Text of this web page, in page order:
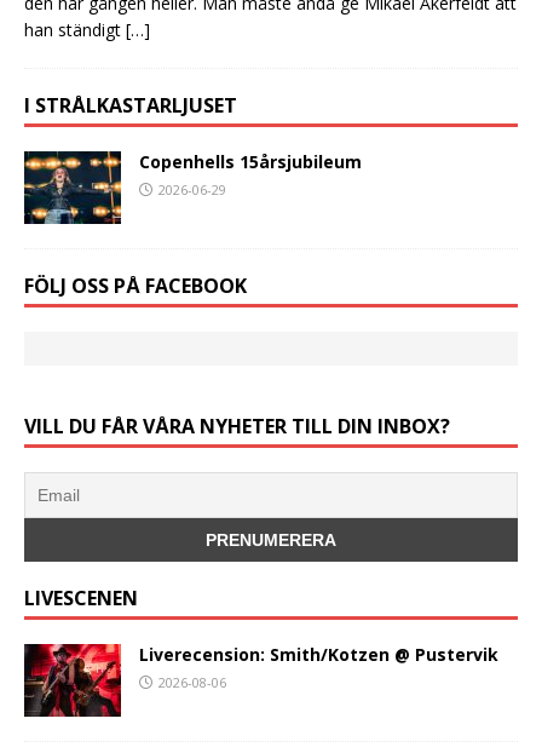
han ständigt […]
I STRÅLKASTARLJUSET
Copenhells 15årsjubileum
2026-06-29
FÖLJ OSS PÅ FACEBOOK
VILL DU FÅR VÅRA NYHETER TILL DIN INBOX?
LIVESCENEN
Liverecension: Smith/Kotzen @ Pustervik
2026-08-06